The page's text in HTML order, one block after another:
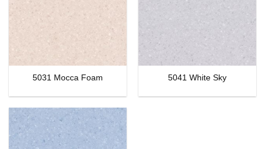
5031 Mocca Foam 5041 White Sky